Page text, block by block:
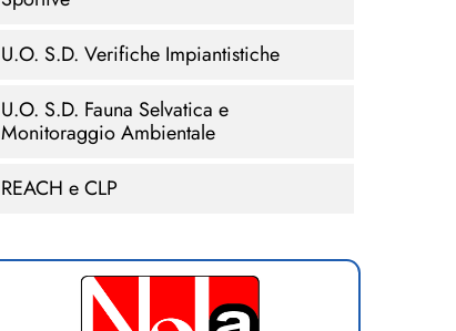
U.O. S.D. Verifiche Impiantistiche
U.O. S.D. Fauna Selvatica e
Monitoraggio Ambientale
REACH e CLP